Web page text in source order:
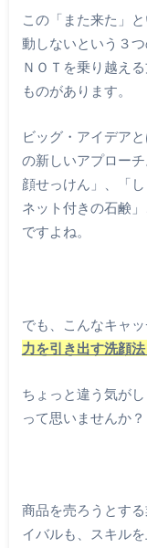
この「また来た」
動しないという３
ＮＯＴを乗り越え
ものがあります。
ビッグ・アイデア
の新しいアプロー
顔せっけん」、「
ネット付きの石鹸
ですよね。
でも、こんなキャ
力を引き出す洗顔
ちょっと違う気が
って思いませんか？
商品を売ろうとす
イバルも、スキル